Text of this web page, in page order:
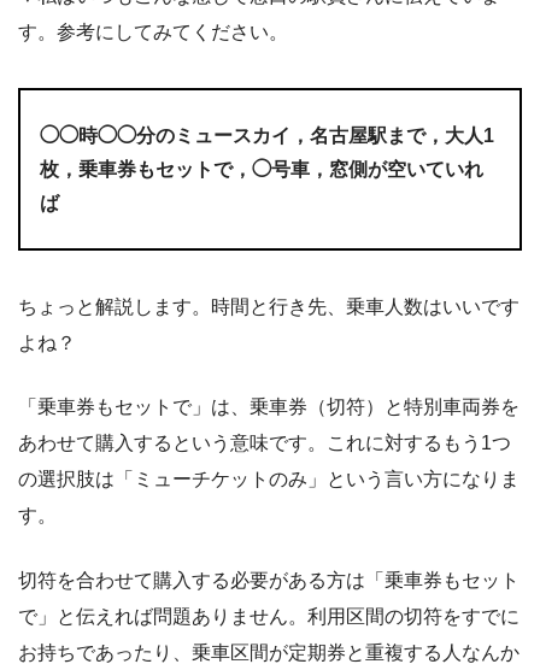
す。参考にしてみてください。
◯◯時◯◯分のミュースカイ，名古屋駅まで，大人1
枚，乗車券もセットで，◯号車，窓側が空いていれ
ば
ちょっと解説します。時間と行き先、乗車人数はいいです
よね？
「乗車券もセットで」は、乗車券（切符）と特別車両券を
あわせて購入するという意味です。これに対するもう1つ
の選択肢は「ミューチケットのみ」という言い方になりま
す。
切符を合わせて購入する必要がある方は「乗車券もセット
で」と伝えれば問題ありません。利用区間の切符をすでに
お持ちであったり、乗車区間が定期券と重複する人なんか